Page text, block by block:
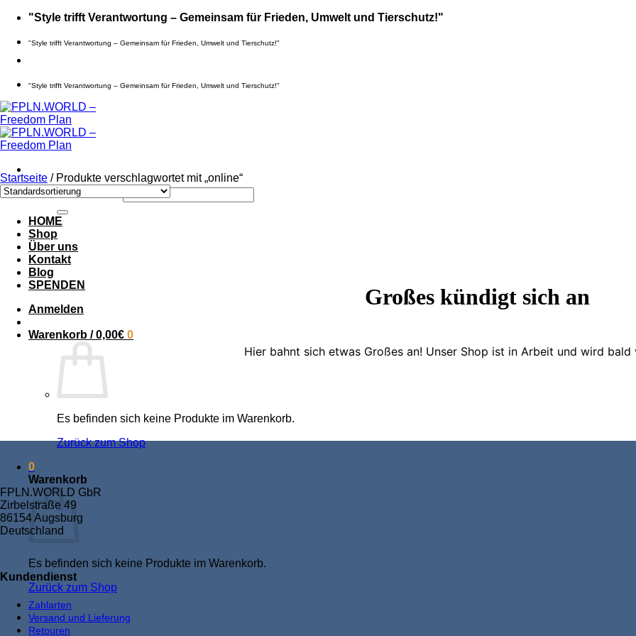
Zum
springen
"Style trifft Verantwortung – Gemeinsam für Frieden, Umwelt und Tierschutz!"
"Style trifft Verantwortung – Gemeinsam für Frieden, Umwelt und Tierschutz!"
"Style trifft Verantwortung – Gemeinsam für Frieden, Umwelt und Tierschutz!"
Suche nach:
HOME
Shop
Über uns
Kontakt
Blog
SPENDEN
Anmelden
Warenkorb /0,00€ 0
Es befinden sich keine Produkte im Warenkorb.
Zurück zum Shop
0
Warenkorb
Es befinden sich keine Produkte im Warenkorb.
Zurück zum Shop
Startseite /Produkte verschlagwortet mit „online“
Großes kündigt sich an
Hier bahnt sich etwas Großes an! Unser Shop ist in Arbeit und wird
FPLN.WORLD GbR
Zirbelstraße 49
86154 Augsburg
Deutschland
Kundendienst
Zahlarten
Versand und Lieferung
Retouren